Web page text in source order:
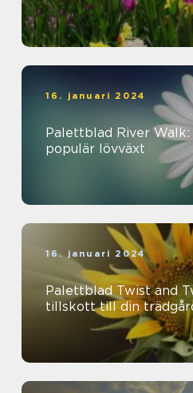
16. januari 2024
Palettblad River
populär lövväxt
16. januari 2024
Palettblad Twist and
tillskott till din